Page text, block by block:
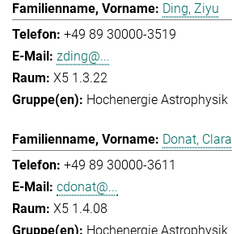
Ding, Ziyu
+49 89 30000-3519
zding@...
X5 1.3.22
Hochenergie Astrophysik
Donat, Clara
+49 89 30000-3611
cdonat@...
X5 1.4.08
Hochenergie Astrophysik